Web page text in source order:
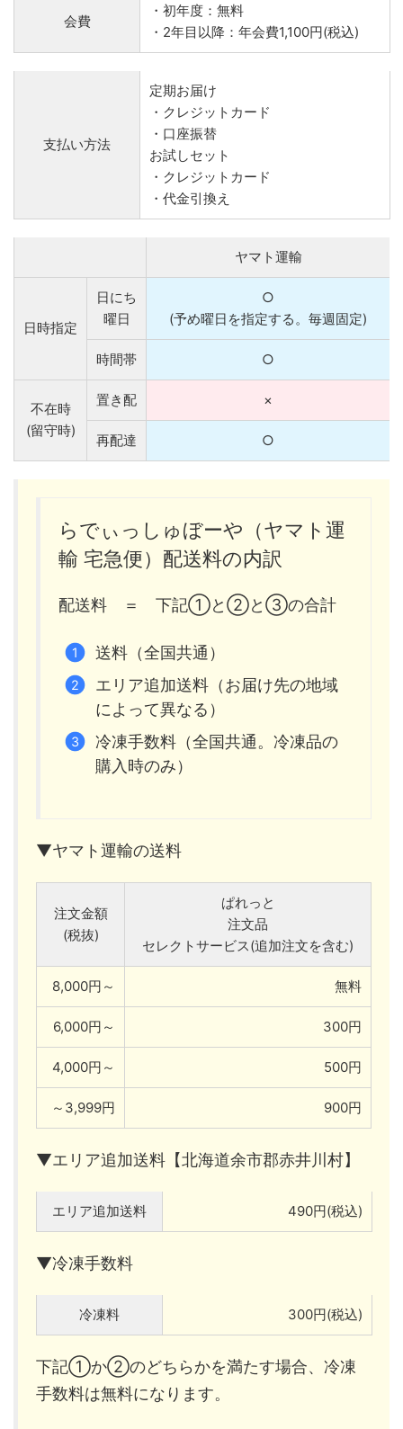
会費
・初年度：無料
・2年目以降：年会費1,100円(税込)
支払い方法
定期お届け
・クレジットカード
・口座振替
お試しセット
・クレジットカード
・代金引換え
ヤマト運輸
日時指定
日にち
曜日
○
(予め曜日を指定する。毎週固定)
時間帯 ○
不在時
(留守時)
置き配 ×
再配達 ○
らでぃっしゅぼーや（ヤマト運
輸 宅急便）配送料の内訳
配送料 ＝ 下記①と②と③の合計
送料（全国共通）
エリア追加送料（お届け先の地域
によって異なる）
冷凍手数料（全国共通。冷凍品の
購入時のみ）
▼ヤマト運輸の送料
注文金額
(税抜)
ぱれっと
注文品
セレクトサービス(追加注文を含む)
8,000円～ 無料
6,000円～ 300円
4,000円～ 500円
～3,999円 900円
▼エリア追加送料【北海道余市郡赤井川村】
エリア追加送料 490円(税込)
▼冷凍手数料
冷凍料 300円(税込)
下記①か②のどちらかを満たす場合、冷凍
手数料は無料になります。